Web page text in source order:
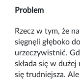
Problem
Rzecz w tym, że
sięgnęli głęboko
urzeczywistnić.
składa się w
się trudniejsza.